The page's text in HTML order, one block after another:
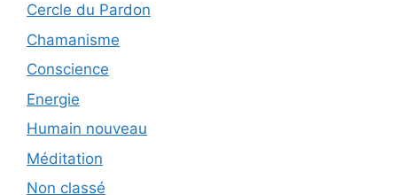
Cercle du Pardon
Chamanisme
Conscience
Energie
Humain nouveau
Méditation
Non classé